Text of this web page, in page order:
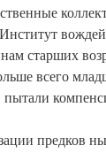
старших
всего
пытали
предков